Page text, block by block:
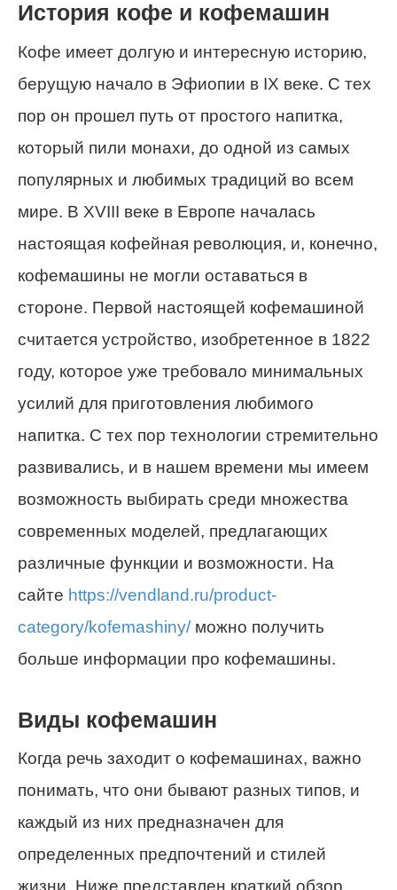
История кофе и кофемашин
Кофе имеет долгую и интересную историю,
берущую начало в Эфиопии в IX веке. С тех
пор он прошел путь от простого напитка,
который пили монахи, до одной из самых
популярных и любимых традиций во всем
мире. В XVIII веке в Европе началась
настоящая кофейная революция, и, конечно,
кофемашины не могли оставаться в
стороне. Первой настоящей кофемашиной
считается устройство, изобретенное в 1822
году, которое уже требовало минимальных
усилий для приготовления любимого
напитка. С тех пор технологии стремительно
развивались, и в нашем времени мы имеем
возможность выбирать среди множества
современных моделей, предлагающих
различные функции и возможности. На
сайте https://vendland.ru/product-
category/kofemashiny/можно получить
больше информации про кофемашины.
Виды кофемашин
Когда речь заходит о кофемашинах, важно
понимать, что они бывают разных типов, и
каждый из них предназначен для
определенных предпочтений и стилей
жизни. Ниже представлен краткий обзор